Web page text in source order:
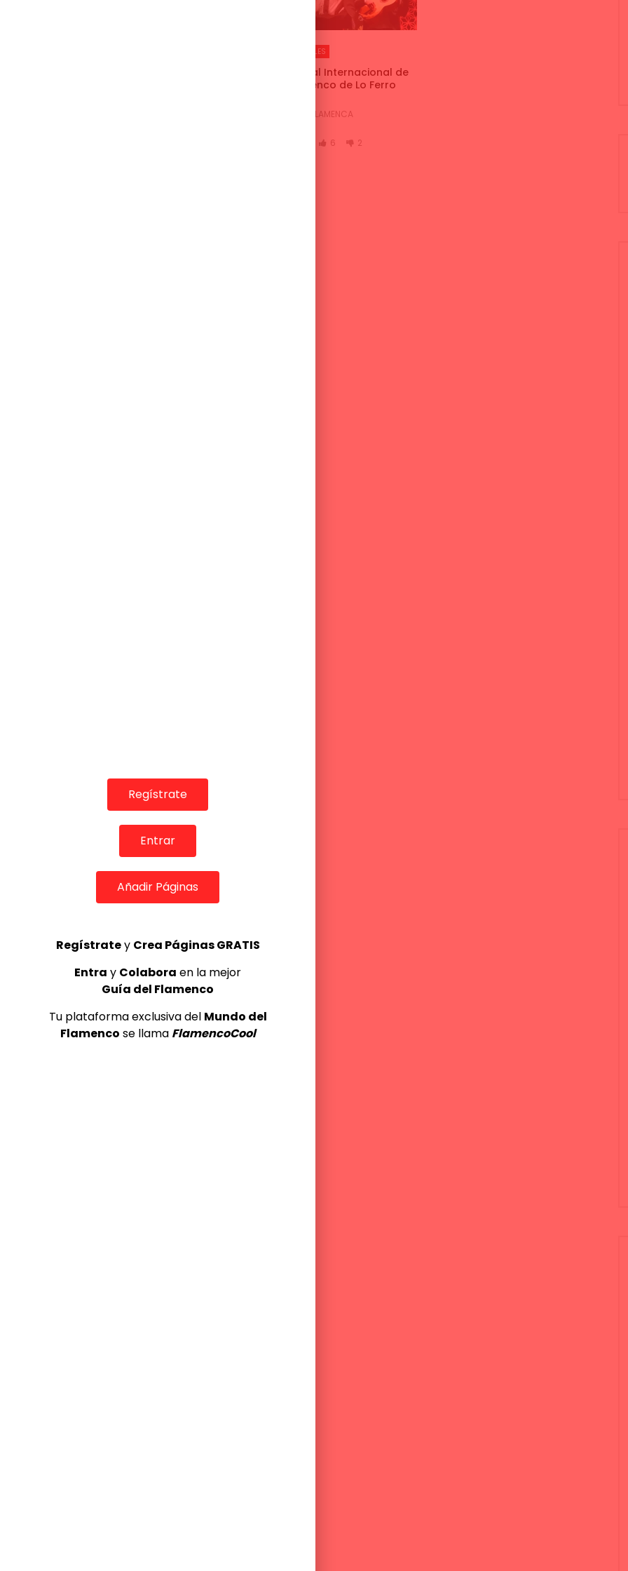
REVISTAS DIGITALES
XXXIX Festival Internacional de
Cante Flamenco de Lo Ferro
REVISTA LA FLAMENCA
6 2
Regístrate
Entrar
Añadir Páginas
Regístratey Crea Páginas GRATIS
Entra y Colabora en la mejor
Guía del Flamenco
Tu plataforma exclusiva del Mundo del
Flamenco se llama FlamencoCool